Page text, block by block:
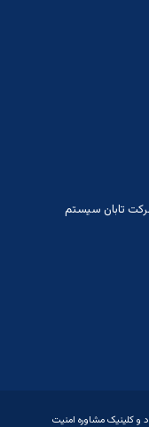
تابان سیستم
و کلینیک مشاوره امنیت